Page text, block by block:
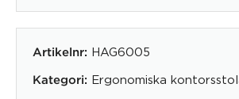
Artikelnr: HAG6005
Kategori: Ergonomiska